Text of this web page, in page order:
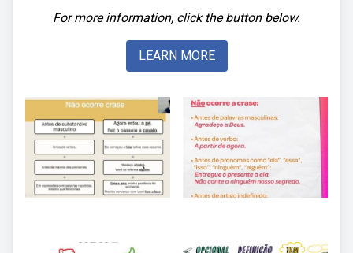
For more information, click the button below.
LEARN MORE